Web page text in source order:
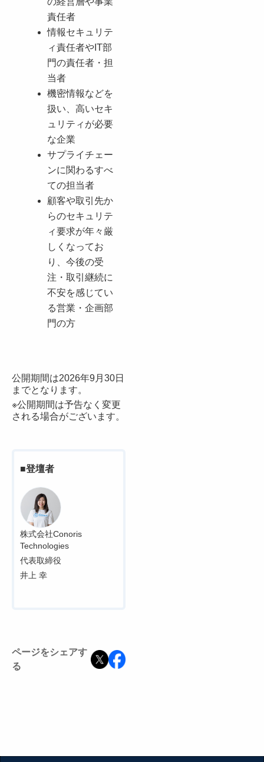
責任者
情報セキュリテ
ィ責任者やIT部
門の責任者・担
当者
機密情報などを
扱い、高いセキ
ュリティが必要
な企業
サプライチェー
ンに関わるすべ
ての担当者
顧客や取引先か
らのセキュリテ
ィ要求が年々厳
しくなってお
り、今後の受
注・取引継続に
不安を感じてい
る営業・企画部
門の方
公開期間は2026年9月30日
までとなります。
※公開期間は予告なく変更
される場合がございます。
■登壇者
株式会社Conoris
Technologies
代表取締役
井上 幸
ページをシェアす
る